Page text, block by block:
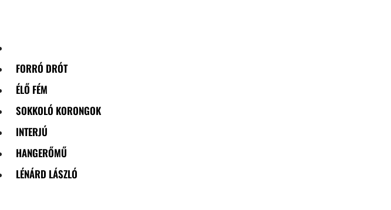
FORRÓ DRÓT
ÉLŐ FÉM
SOKKOLÓ KORONGOK
INTERJÚ
HANGERŐMŰ
LÉNÁRD LÁSZLÓ